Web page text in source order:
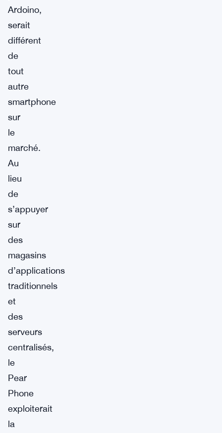
Ardoino,
serait
différent
de
tout
autre
smartphone
sur
le
marché.
Au
lieu
de
s’appuyer
sur
des
magasins
d’applications
traditionnels
et
des
serveurs
centralisés,
le
Pear
Phone
exploiterait
la